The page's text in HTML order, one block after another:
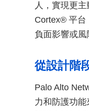
人，實現更
Cortex® 平台
負面影響或風
從設計階
Palo Alto
力和防護功